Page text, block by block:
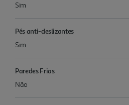
Sim
Pés anti-deslizantes
Sim
Paredes Frias
Não